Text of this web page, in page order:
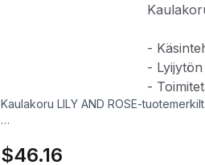
-
-
-
Kaulakoru LILY AND ROSE-
- Lyijytön ja nikkelitön
$46.16